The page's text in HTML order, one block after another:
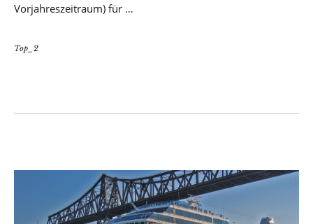
Vorjahreszeitraum) für …
Top_2